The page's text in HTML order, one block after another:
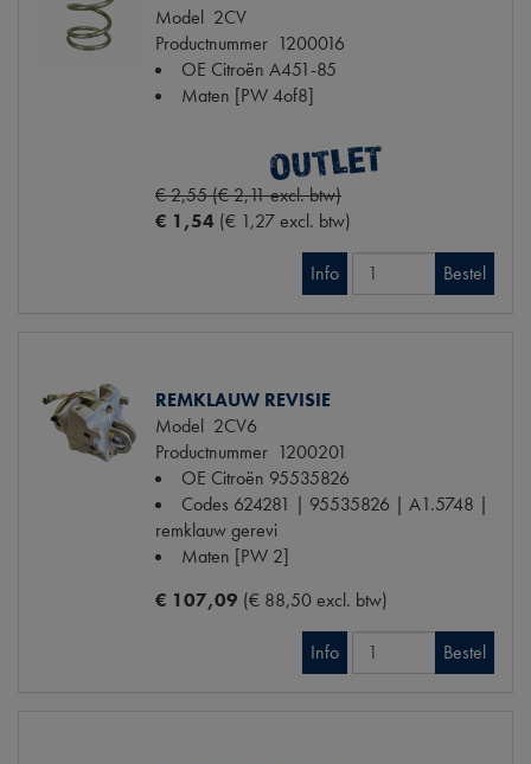
Model 2CV
Productnummer 1200016
OE Citroën A451-85
Maten [PW 4of8]
€ 2,55 (€ 2,11 excl. btw)
€ 1,54 (€ 1,27 excl. btw)
Info Bestel
REMKLAUW REVISIE
Model 2CV6
Productnummer 1200201
OE Citroën 95535826
Codes 624281 | 95535826 | A1.5748 |
remklauw gerevi
Maten [PW 2]
€ 107,09 (€ 88,50 excl. btw)
Info Bestel